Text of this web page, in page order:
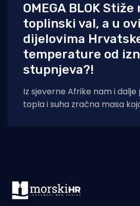
OMEGA BLOK Stiže
toplinski val, a u
dijelovima
temperature od
stupnjeva?!
Iz sjeverne Afrike nam i dalje
topla i suha zračna masa